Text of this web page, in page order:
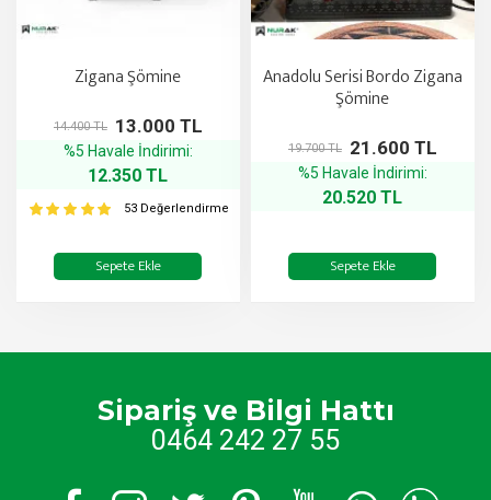
Zigana Şömine
13.000 TL
14.400 TL
%5 Havale İndirimi:
12.350 TL
53 Değerlendirme
Sepete Ekle
Anadolu Serisi Bordo Zigana
Şömine
21.600 TL
19.700 TL
%5 Havale İndirimi:
20.520 TL
Sepete Ekle
Sipariş ve Bilgi Hattı
0464 242 27 55